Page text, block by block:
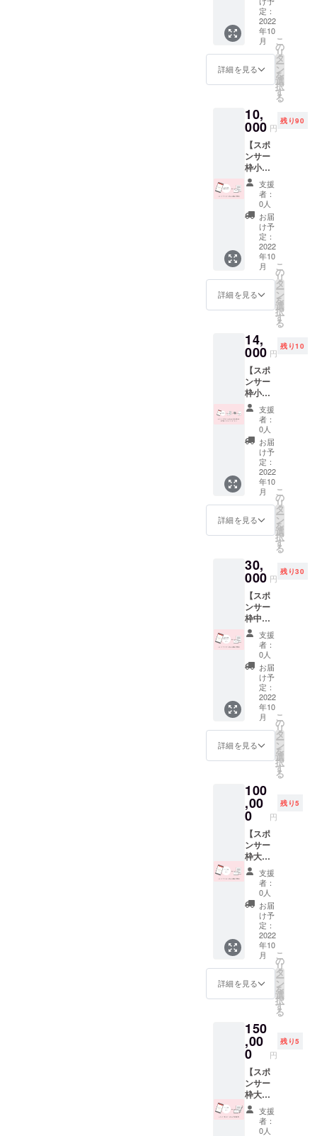
ただき
ます。
だきま
す。 ①
レター
セット2
組 ②Q
手2枚
③返信
用封筒1
礼の手
紙（印
刷物）
※③の返
信用封
筒には
切手が
付いて
おりま
せんの
で発送
の際は
ご用意
くださ
い。
※①レ
ター
イメー
ジで
す、デ
ザイン
変更の
可能性
もござ
います
のでご
了承く
ださ
い。
定：
2022
年10
月
詳細を見る
こ
の
リ
タ
ー
ン
を
選
択
す
る
10,
000 円
残り90
【スポ
ンサー
枠小と
お礼の
手紙
（印刷
物）】
BUNTS
U内にス
ポン
サー
ページ
を用意
してい
ます。
当リ
ではご
支援者
様の名
前を掲
載する
スポン
サー枠
小とな
りま
す。個
人名や
ニック
ネー
ム、会
社名が
掲載可
能です
ざいま
すの
で、注
意書き
を参照
くださ
い。お
名前掲
載後、
もし変
更や削
除が必
要な場
合は社
会通念
上相当
の範囲
のでご
連絡く
ださ
い。 ◆
備考に
以下の
記載を
お願い
しま
す。 ①
希望す
る名
前 ※
次のい
ずれか
に該当
する場
合は掲
せん。
①法
律、法
律に基
づく命
令、条
例及び
規則等
に違反
してい
支援
者：
0人
お届
け予
定：
2022
年10
月
詳細を見る
こ
の
リ
タ
ー
ン
を
選
択
す
る
14,
000 円
残り10
【スポ
ンサー
枠小と
BUNTS
U始める
プラン
のセッ
ト】 ス
ポン
サー枠
小と
BUNTS
U始める
プラン
のセッ
トでご
す。両
プラン
をバラ
バラに
支援い
ただく
より
1,000円
お得に
設定し
ていま
すの
で、こ
の機会
BUNTS
Uを初め
しょう
か ◆備
考に以
下の記
載をお
願いし
ます。
①希望
する名
前 ※
レター
セット
のイラ
ストは
イメー
ジで
す、デ
ザイン
います
のでご
了承く
ださ
い。
支援
者：
0人
お届
け予
定：
2022
年10
月
詳細を見る
こ
の
リ
タ
ー
ン
を
選
択
す
る
30,
000 円
残り30
【スポ
ンサー
枠中と
お礼の
手紙
（印刷
物）】
BUNTS
U内にス
ポン
サー
ページ
を用意
してい
ます。
当リ
ではご
支援者
様の名
前とお
名前に
リンク
を設定
できる
スポン
サー枠
中とな
りま
す。個
人名や
ニック
ネー
ム、会
社名が
掲載可
能です
効なも
のがご
ざいま
すの
で、注
意書き
を参照
くださ
い。お
名前と
支援
者：
0人
お届
け予
定：
2022
年10
月
詳細を見る
こ
の
リ
タ
ー
ン
を
選
択
す
る
100
,00
0 円
残り5
【スポ
ンサー
枠大と
お礼の
手紙
（印刷
物）】
BUNTS
U内にス
ポン
サー
ページ
を用意
してい
ます。
当リ
ではご
支援者
様の画
像（ロ
ゴな
ど）と
画像に
リンク
を設定
できる
支援
者：
0人
お届
け予
定：
2022
年10
月
詳細を見る
こ
の
リ
タ
ー
ン
を
選
択
す
る
150
,00
0 円
残り5
【スポ
ンサー
枠大と
お礼の
手紙
（直
支援
者：
0人